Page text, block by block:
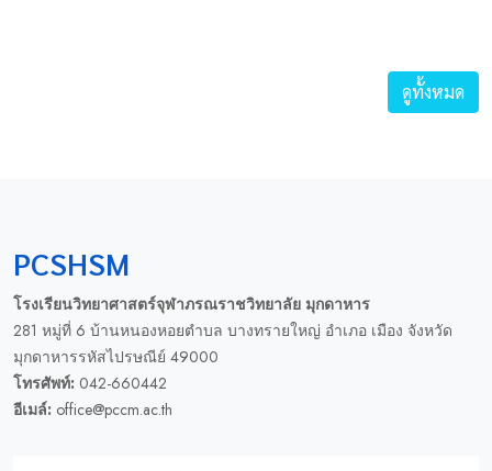
ดูทั้งหมด
PCSHSM
โรงเรียนวิทยาศาสตร์จุฬาภรณราชวิทยาลัย มุกดาหาร
281 หมู่ที่ 6 บ้านหนองหอยตำบล บางทรายใหญ่ อำเภอ เมือง จังหวัด
มุกดาหารรหัสไปรษณีย์ 49000
โทรศัพท์: 042-660442
อีเมล์: office@pccm.ac.th